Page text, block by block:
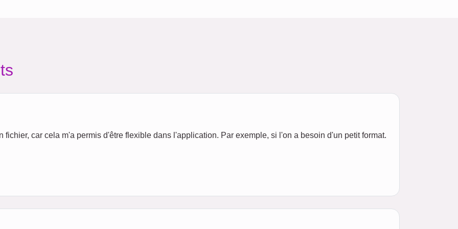
car cela m'a permis d'être flexible dans l'application. Par exemple, si l'on a besoin d'un petit format.